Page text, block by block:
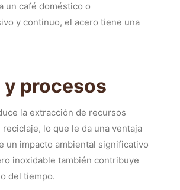
un café doméstico o
y continuo, el acero tiene una
procesos
la extracción de recursos
lo que le da una ventaja
un impacto ambiental significativo
inoxidable también contribuye
del tiempo.